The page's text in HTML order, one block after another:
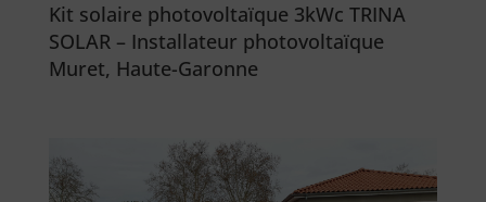
Kit solaire photovoltaïque 3kWc TRINA
SOLAR – Installateur photovoltaïque
Muret, Haute-Garonne